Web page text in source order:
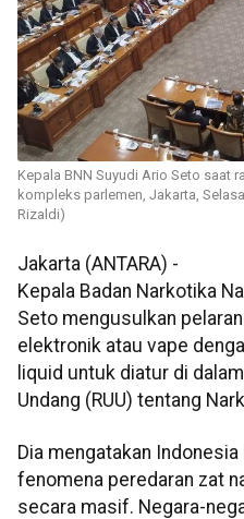
Kepala BNN Suyudi Ario Seto saat
kompleks parlemen, Jakarta,
Rizaldi)
Jakarta (ANTARA) -
Kepala Badan Narkotika
Seto mengusulkan
elektronik atau vape
liquid untuk diatur di
Undang (RUU) tentang
Dia mengatakan
fenomena peredaran zat
secara masif. Negara-